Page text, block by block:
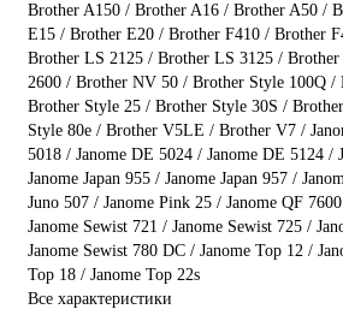
Brother A150 / Brother A16 / Brother A50 /
E15 / Brother E20 / Brother F410 / Brother
Brother LS 2125 / Brother LS 3125 /
2600 / Brother NV 50 / Brother Style 100Q /
Brother Style 25 / Brother Style 30S /
Style 80e / Brother V5LE / Brother V7 /
5018 / Janome DE 5024 / Janome DE 5124 /
Janome Japan 955 / Janome Japan 957 /
Juno 507 / Janome Pink 25 / Janome QF
Janome Sewist 721 / Janome Sewist 725 /
Janome Sewist 780 DC / Janome Top 12 /
Top 18 / Janome Top 22s
Все характеристики